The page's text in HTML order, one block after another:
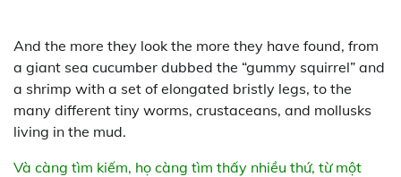
And the more they look the more they have found, from
a giant sea cucumber dubbed the “gummy squirrel” and
a shrimp with a set of elongated bristly legs, to the
many different tiny worms, crustaceans, and mollusks
living in the mud.
Và càng tìm kiếm, họ càng tìm thấy nhiều thứ, từ một